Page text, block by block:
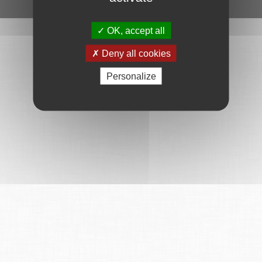
OK, accept all
Deny all cookies
Personalize
Ce service est proposé par